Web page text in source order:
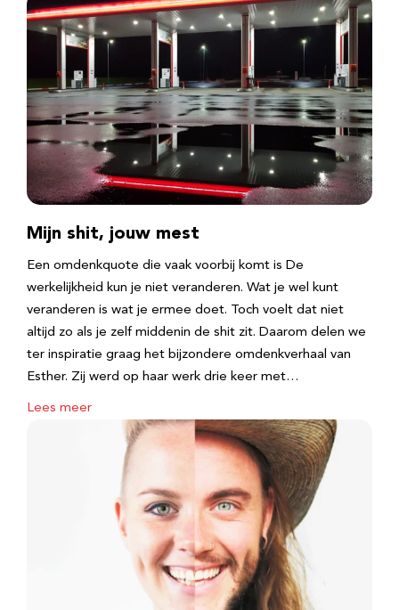
Mijn shit, jouw mest
Een omdenkquote die vaak voorbij komt is De
werkelijkheid kun je niet veranderen. Wat je wel kunt
veranderen is wat je ermee doet. Toch voelt dat niet
altijd zo als je zelf middenin de shit zit. Daarom delen we
ter inspiratie graag het bijzondere omdenkverhaal van
Esther. Zij werd op haar werk drie keer met…
Lees meer